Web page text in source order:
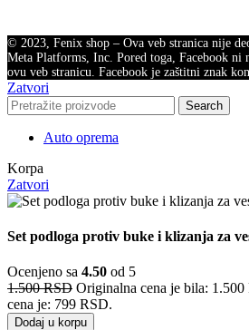
© 2023, Fenix shop – Ova veb stranica nije
Meta Platforms, Inc. Pored toga, Facebook ni
ovu veb stranicu. Facebook je zaštitni znak
Zatvori
Search
Auto oprema
Korpa
Zatvori
Set podloga protiv buke i klizanja za
Ocenjeno sa 4.50 od 5
1.500RSD Originalna cena je bila: 1.500
cena je: 799 RSD.
Dodaj u korpu